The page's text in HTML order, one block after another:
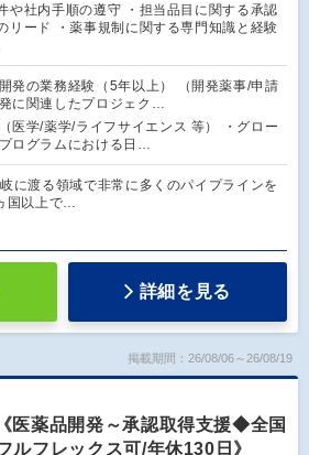
や社内手順の遵守 ・担当品目に関する承認
リード ・薬事規制に関する専門知識と経験
発の業務経験（5年以上） （開発薬事/申請
に関連したプロジェク…
医学/薬学/ライフサイエンス 等） ・グロー
ログラムにおける日…
に渡る領域で非常に多くのパイプラインを
国以上で…
詳細を見る
掲載期間：26/08/06～26/08/19
医薬品開発～承認取得支援◆全国
ルフレックス可/年休130日》